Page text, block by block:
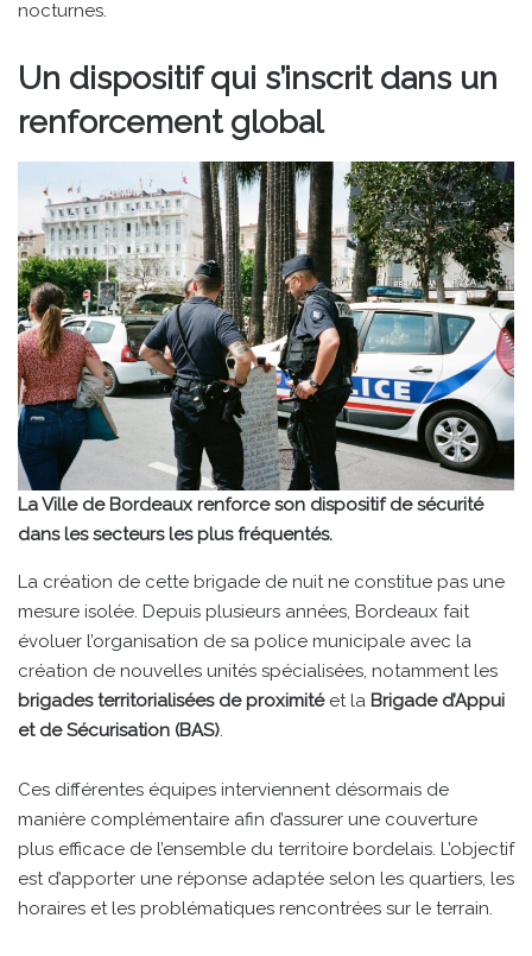
nocturnes.
Un dispositif qui s’inscrit dans un
renforcement global
La Ville de Bordeaux renforce son dispositif de sécurité
dans les secteurs les plus fréquentés.
La création de cette brigade de nuit ne constitue pas une
mesure isolée. Depuis plusieurs années, Bordeaux fait
évoluer l’organisation de sa police municipale avec la
création de nouvelles unités spécialisées, notamment les
brigades territorialisées de proximitéet la Brigade d’Appui
et de Sécurisation (BAS).
Ces différentes équipes interviennent désormais de
manière complémentaire afin d’assurer une couverture
plus efficace de l’ensemble du territoire bordelais. L’objectif
est d’apporter une réponse adaptée selon les quartiers, les
horaires et les problématiques rencontrées sur le terrain.